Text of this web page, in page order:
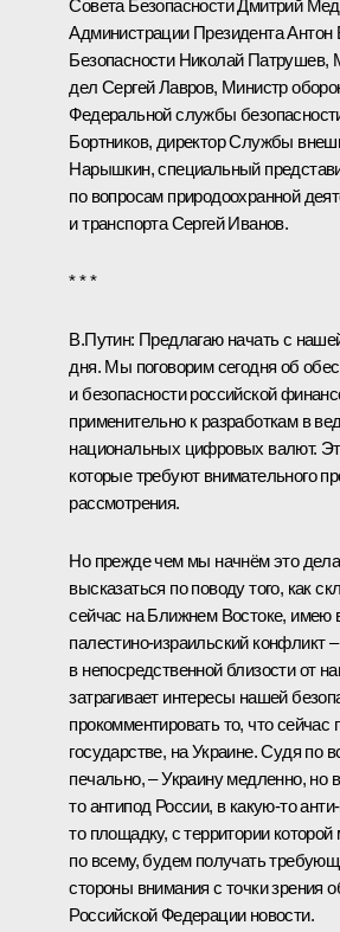
Совета БезопасностиДмитрий
Администрации ПрезидентаАнтон
Безопасности Николай Патрушев,
дел Сергей Лавров, Министр
Федеральной службы
Бортников, директор Службы
Нарышкин, специальный
по вопросам природоохранной
и транспортаСергей Иванов.
* * *
В.Путин: Предлагаю начать с
дня. Мы поговорим сегодня об
и безопасности российской
применительно к разработкам в
национальных цифровых валют.
которые требуют внимательного
рассмотрения.
Но прежде чем мы начнём это
высказаться по поводу того, как
сейчас на Ближнем Востоке, имею
палестино-израильский конфликт
в непосредственной близости от
затрагивает интересы нашей
прокомментировать то, что сейчас
государстве, на Украине. Судя по
печально, – Украину медленно, но
то антипод России, в какую-то
то площадку, с территории
по всему, будем получать
стороны внимания с точки зрения
Российской Федерации новости.